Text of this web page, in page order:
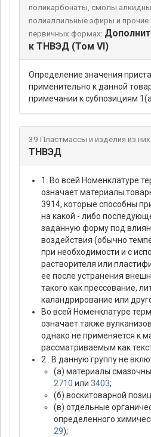
поликарбонаты, смолы
полиаллильные эфиры и
первичных формах:
к ТНВЭД (Том VI)
Определение значения
применительно к данной
примечании к субпозициям
39 Пластмассы и изделия из
ТНВЭД
1. Во всей Hоменклатуре
означает материалы
3914, которые способны
на какой - либо
заданную форму под
воздействия (обычно
при необходимости и с
растворителя или
ее после устранения
такого как прессование,
каландрирование или
Во всей Hоменклатуре
означает также
однако не применяется к
рассматриваемым как
2 . В данную группу не
(а) материалы
2710 или 3403;
(б) воскитоварной
(в) отдельные
определенного
29);